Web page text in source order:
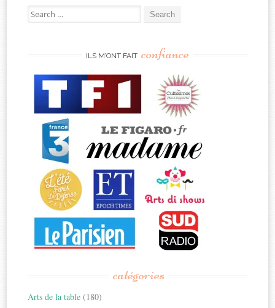
Search
for:
ILS M’ONT FAIT confiance
catégories
Arts de la table (180)